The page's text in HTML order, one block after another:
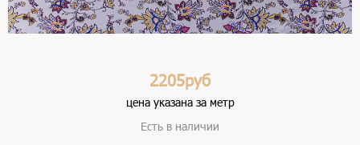
2205руб
цена указана за метр
Есть в наличии